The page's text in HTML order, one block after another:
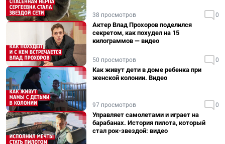
38 просмотров 0
Актер Влад Прохоров поделился
секретом, как похудел на 15
килограммов — видео
50 просмотров 0
Как живут дети в доме ребенка при
женской колонии. Видео
97 просмотров 0
Управляет самолетами и играет на
барабанах. История пилота, который
стал рок-звездой: видео